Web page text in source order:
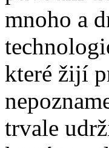
mnoho a
které žijí
trvale